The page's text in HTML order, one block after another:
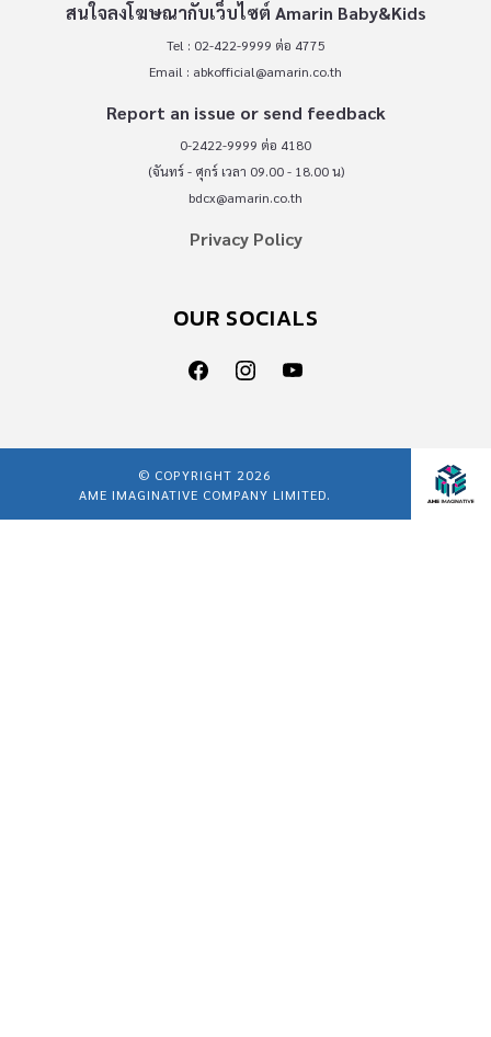
สนใจลงโฆษณากับเว็บไซต์ Amarin Baby&Kids
Tel : 02-422-9999 ต่อ 4775
Email : abkofficial@amarin.co.th
Report an issue or send feedback
0-2422-9999 ต่อ 4180
(จันทร์ - ศุกร์ เวลา 09.00 - 18.00 น)
bdcx@amarin.co.th
Privacy Policy
OUR SOCIALS
© COPYRIGHT 2026
AME IMAGINATIVE COMPANY LIMITED.